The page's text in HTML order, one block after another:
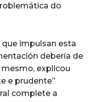
do
impulsan esta
debería de
mesmo, explicou
e prudente”
complete a